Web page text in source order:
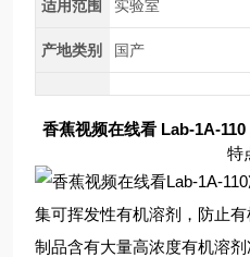
适用范围 实验室
产地类别 国产
香蕉视频在线看 Lab-1A-
特
集可挥发性有机溶剂，防止
制品含有大量高浓度有机溶